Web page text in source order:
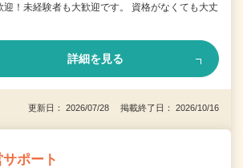
迎！未経験者も大歓迎です。 資格がなくても大丈
詳細を見る
更新日： 2026/07/28 掲載終了日： 2026/10/16
ポート